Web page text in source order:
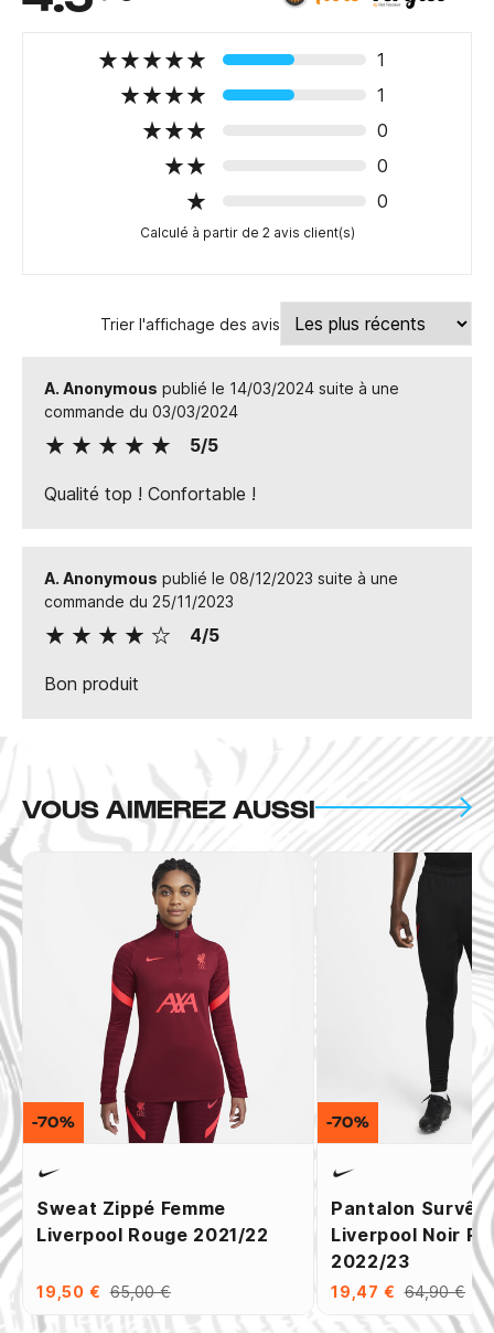
1
1
0
0
0
Calculé à partir de 2 avis client(s)
Trier l'affichage des avis
A. Anonymous publié le 14/03/2024 suite à une
commande du 03/03/2024
5/5
Qualité top ! Confortable !
A. Anonymous publié le 08/12/2023 suite à une
commande du 25/11/2023
4/5
Bon produit
VOUS AIMEREZ AUSSI
Sweat Zippé Femme
Liverpool Rouge 2021/22
19,50 € 65,00 €
-70%
Pantalon
Liverpool Noir
2022/23
19,47 € 64,90 €
-70%